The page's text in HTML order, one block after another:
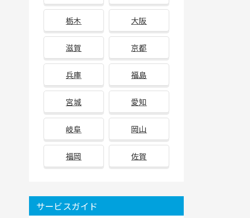
栃木 大阪
滋賀 京都
兵庫 福島
宮城 愛知
岐阜 岡山
福岡 佐賀
サービスガイド